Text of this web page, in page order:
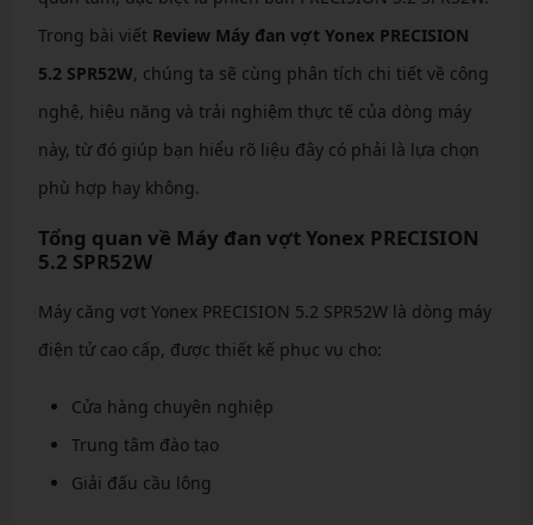
Trong bài viết Review Máy đan vợt Yonex PRECISION
5.2 SPR52W, chúng ta sẽ cùng phân tích chi tiết về công
nghệ, hiệu năng và trải nghiệm thực tế của dòng máy
này, từ đó giúp bạn hiểu rõ liệu đây có phải là lựa chọn
phù hợp hay không.
Tổng quan về Máy đan vợt Yonex PRECISION
5.2 SPR52W
Máy căng vợt Yonex PRECISION 5.2 SPR52W là dòng máy
điện tử cao cấp, được thiết kế phục vụ cho:
Cửa hàng chuyên nghiệp
Trung tâm đào tạo
Giải đấu cầu lông